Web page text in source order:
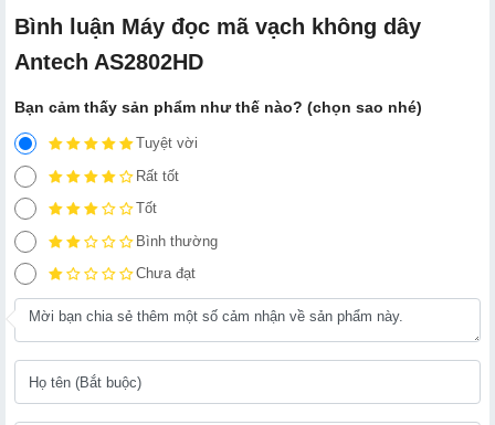
Bình luận Máy đọc mã vạch không dây
Antech AS2802HD
Bạn cảm thấy sản phẩm như thế nào? (chọn sao nhé)
Tuyệt vời
Rất tốt
Tốt
Bình thường
Chưa đạt